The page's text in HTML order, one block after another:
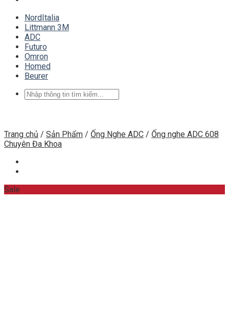
NordItalia
Littmann 3M
ADC
Futuro
Omron
Homed
Beurer
Tìm
kiếm:
Trang chủ / Sản Phẩm / Ống Nghe ADC / Ống nghe ADC 608
Chuyên Đa Khoa
Sale